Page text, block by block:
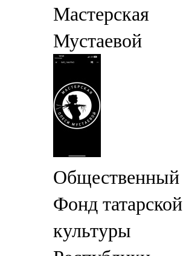
Мастерская
Мустаевой
Общественный
Фонд татарской
культуры